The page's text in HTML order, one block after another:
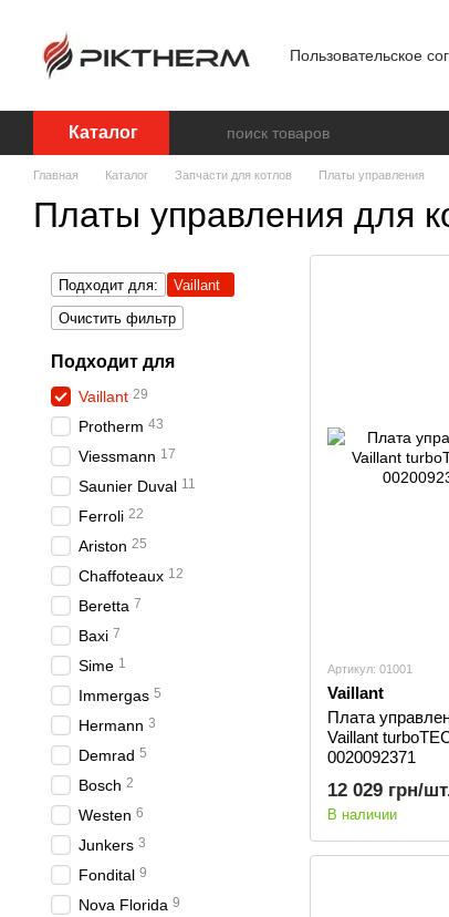
Пользовательское
Каталог
Главная Каталог Запчасти для котлов Платы управления
Платы управления для
Артикул: 01001
Vaillant
Плата
Vaillant
0020092371
12 029 грн/
В наличии
Подходит для:
Vaillant
Очистить фильтр
Подходит для
Vaillant 29
Protherm 43
Viessmann 17
Saunier Duval 11
Ferroli 22
Ariston 25
Сhaffoteaux 12
Beretta 7
Baxi 7
Sime 1
Immergas 5
Hermann 3
Demrad 5
Bosch 2
Westen 6
Junkers 3
Fondital 9
Nova Florida 9